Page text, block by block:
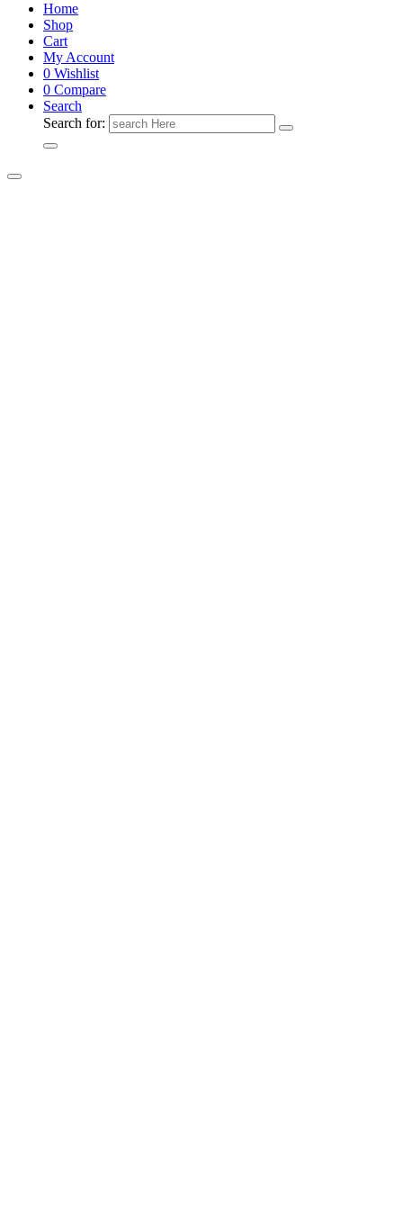
Home
Shop
Cart
My Account
0 Wishlist
0 Compare
Search
Search for: